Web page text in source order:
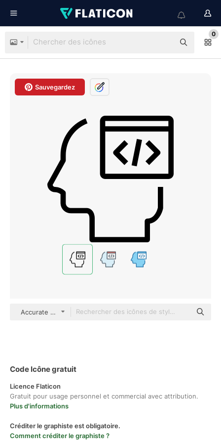
0
Sauvegardez
Accurate Lineal
Code Icône gratuit
Licence Flaticon
Gratuit pour usage personnel et commercial avec attribution.
Plus d'informations
Créditer le graphiste est obligatoire.
Comment créditer le graphiste ?